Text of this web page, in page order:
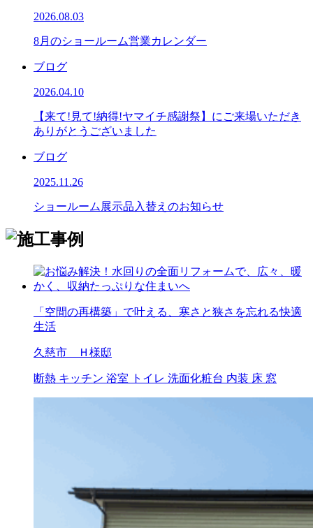
2026.08.03
8月のショールーム営業カレンダー
ブログ
2026.04.10
【来て!見て!納得!ヤマイチ感謝祭】にご来場いただき
ありがとうございました
ブログ
2025.11.26
ショールーム展示品入替えのお知らせ
「空間の再構築」で叶える、寒さと狭さを忘れる快適
生活
久慈市 Ｈ様邸
断熱 キッチン 浴室 トイレ 洗面化粧台 内装 床 窓